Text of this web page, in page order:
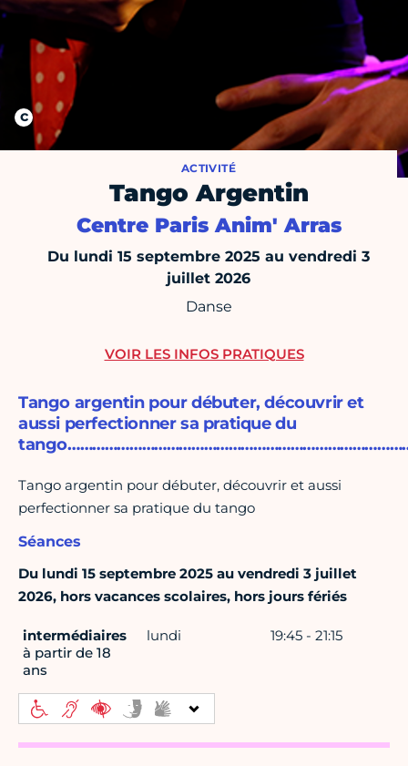
ACTIVITÉ
Tango Argentin
Centre Paris Anim' Arras
Du lundi 15 septembre 2025 au vendredi 3
juillet 2026
Danse
Tango argentin pour débuter, découvrir et
aussi perfectionner sa pratique du
Tango argentin pour débuter, découvrir et aussi
perfectionner sa pratique du tango
Séances
Du lundi 15 septembre 2025 au vendredi 3 juillet
2026, hors vacances scolaires, hors jours fériés
intermédiaires
à partir de 18
ans
lundi 19:45 - 21:15
VOIR LES INFOS PRATIQUES